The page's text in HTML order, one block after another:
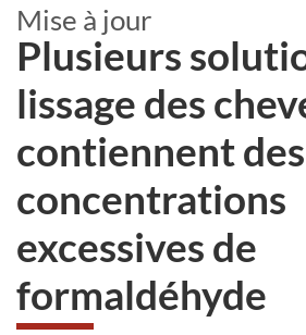
Mise à jour
Plusieurs
lissage des
contiennent des
concentrations
excessives de
formaldéhyde